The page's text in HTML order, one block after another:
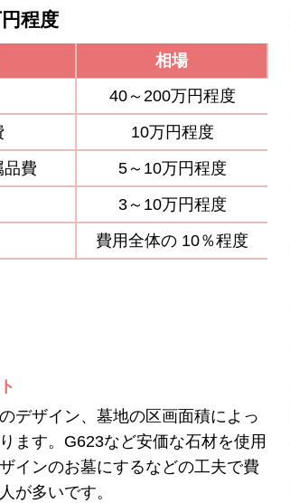
程度
相場
40～200万円程度
10万円程度
品費
5～10万円程度
3～10万円程度
費用全体の 10％程度
デザイン、墓地の区画面積によっ
ます。G623など安価な石材を使用
インのお墓にするなどの工夫で費
が多いです。